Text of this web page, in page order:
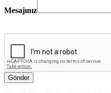
Mesajınız